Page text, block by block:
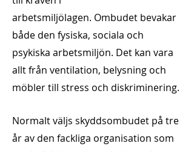
arbetsmiljölagen. Ombudet bevakar
både den fysiska, sociala och
psykiska arbetsmiljön. Det kan vara
allt från ventilation, belysning och
möbler till stress och diskriminering.
Normalt väljs skyddsombudet på tre
år av den fackliga organisation som